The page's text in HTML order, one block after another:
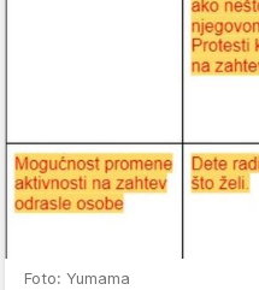
Foto: Yumama